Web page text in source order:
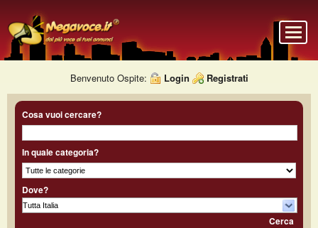
Benvenuto Ospite: Login Registrati
Cosa vuoi cercare?
In quale categoria?
Dove?
Cerca